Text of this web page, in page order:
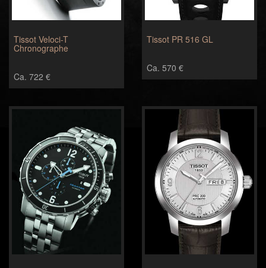
Tissot Veloci-T
Chronographe
Ca. 722 €
Tissot PR 516 GL
Ca. 570 €